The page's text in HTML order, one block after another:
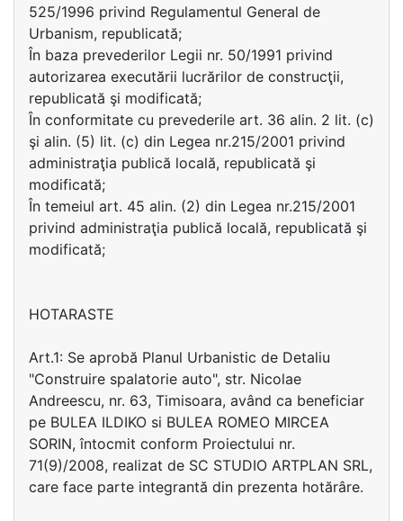
525/1996 privind Regulamentul General de
Urbanism, republicată;
În baza prevederilor Legii nr. 50/1991 privind
autorizarea executării lucrărilor de construcţii,
republicată şi modificată;
În conformitate cu prevederile art. 36 alin. 2 lit. (c)
şi alin. (5) lit. (c) din Legea nr.215/2001 privind
administraţia publică locală, republicată şi
modificată;
În temeiul art. 45 alin. (2) din Legea nr.215/2001
privind administraţia publică locală, republicată şi
modificată;
HOTARASTE
Art.1: Se aprobă Planul Urbanistic de Detaliu
"Construire spalatorie auto", str. Nicolae
Andreescu, nr. 63, Timisoara, având ca beneficiar
pe BULEA ILDIKO si BULEA ROMEO MIRCEA
SORIN, întocmit conform Proiectului nr.
71(9)/2008, realizat de SC STUDIO ARTPLAN SRL,
care face parte integrantă din prezenta hotărâre.